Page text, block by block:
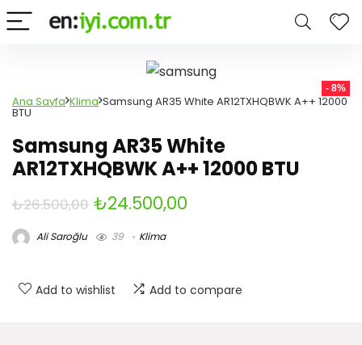
- 8%
Ana Sayfa Klima Samsung AR35 White AR12TXHQBWK A++ 12000
BTU
Samsung AR35 White
AR12TXHQBWK A++ 12000 BTU
₺26.500,00 Orijinal
₺26.500,00.
₺24.500,00
Ali Saroğlu 39 Klima
Add to wishlist Add to compare